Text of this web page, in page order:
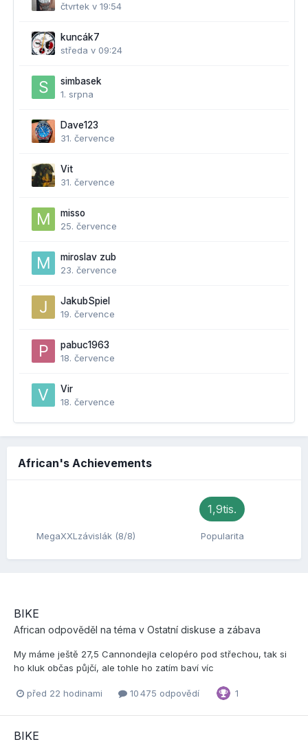
čtvrtek v 19:54
kuncák7
středa v 09:24
simbasek
1. srpna
Dave123
31. července
Vit
31. července
misso
25. července
miroslav zub
23. července
JakubSpiel
19. července
pabuc1963
18. července
Vir
18. července
African's Achievements
MegaXXLzávislák (8/8)
1,9tis.
Popularita
BIKE
African odpověděl na téma v Ostatní diskuse a zábava
My máme ještě 27,5 Cannondejla celopéro pod střechou, tak si
ho kluk občas půjčí, ale tohle ho zatím baví víc
před 22 hodinami 10 475 odpovědí 1
BIKE